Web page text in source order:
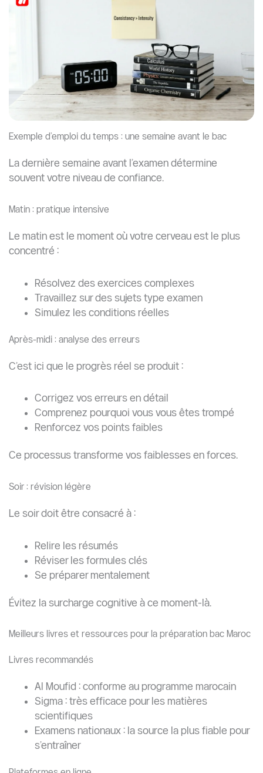
Exemple d’emploi du temps : une semaine avant le bac
La dernière semaine avant l’examen détermine
souvent votre niveau de confiance.
Matin : pratique intensive
Le matin est le moment où votre cerveau est le plus
concentré :
Résolvez des exercices complexes
Travaillez sur des sujets type examen
Simulez les conditions réelles
Après-midi : analyse des erreurs
C’est ici que le progrès réel se produit :
Corrigez vos erreurs en détail
Comprenez pourquoi vous vous êtes trompé
Renforcez vos points faibles
Ce processus transforme vos faiblesses en forces.
Soir : révision légère
Le soir doit être consacré à :
Relire les résumés
Réviser les formules clés
Se préparer mentalement
Évitez la surcharge cognitive à ce moment-là.
Meilleurs livres et ressources pour la préparation bac Maroc
Livres recommandés
Al Moufid : conforme au programme marocain
Sigma : très efficace pour les matières
scientifiques
Examens nationaux : la source la plus fiable pour
s’entraîner